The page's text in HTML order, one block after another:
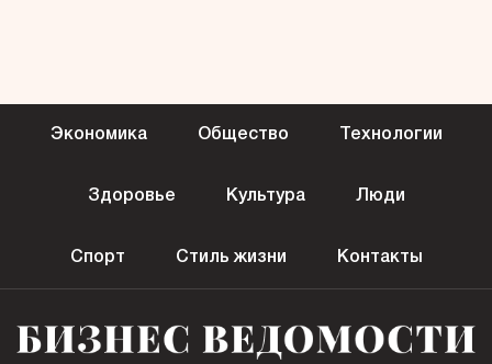
Экономика Общество Технологии
Здоровье Культура Люди
Спорт Стиль жизни Контакты